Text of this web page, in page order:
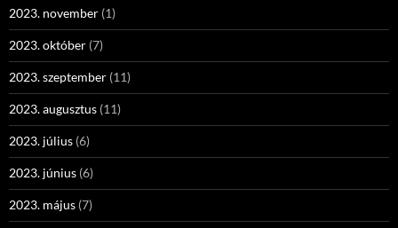
2023. november (1)
2023. október (7)
2023. szeptember (11)
2023. augusztus (11)
2023. július (6)
2023. június (6)
2023. május (7)